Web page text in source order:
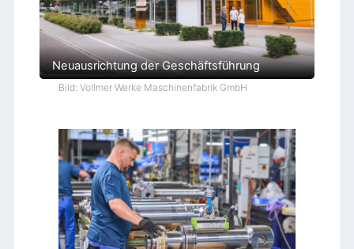
Neuausrichtung der Geschäftsführung
Bild: Vollmer Werke Maschinenfabrik GmbH